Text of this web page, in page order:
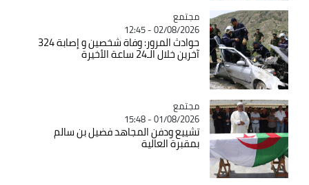
Catégorie
مجتمع
02/08/2026 - 12:45
حوادث المرور: وفاة شخصين و إصابة 324
آخرين خلال الـ24 ساعة الأخيرة
Catégorie
مجتمع
01/08/2026 - 15:48
تشييع ودفن المجاهد فضيل بن سالم
بمقبرة العالية